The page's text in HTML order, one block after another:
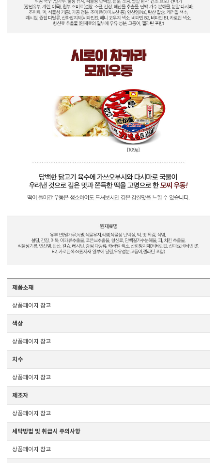
제품소재
상품페이지 참고
색상
상품페이지 참고
치수
상품페이지 참고
제조자
상품페이지 참고
세탁방법 및 취급시 주의사항
상품페이지 참고